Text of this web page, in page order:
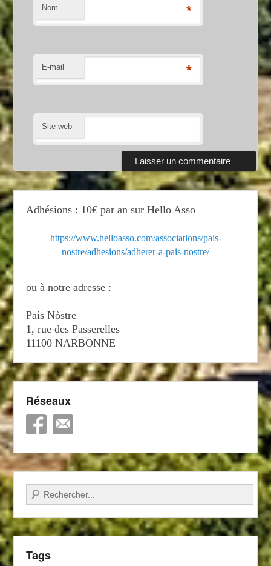
Nom *
E-mail *
Site web
Adhésions : 10€ par an sur Hello Asso
https://www.helloasso.com/associations/pais-
nostre/adhesions/adherer-a-pais-nostre/
ou à notre adresse :
País Nòstre
1, rue des Passerelles
11100 NARBONNE
Réseaux
Recherche
Tags